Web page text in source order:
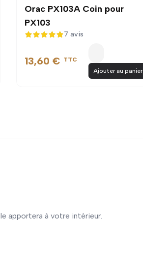
Orac PX103A Coin pour
PX103
4,9 sur 5
7 avis
13,60 € TTC
Ajouter au panier
apportera à votre intérieur.